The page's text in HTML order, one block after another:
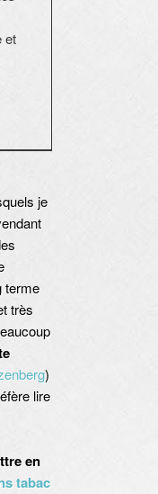
et
je
terme
très
)
lire
en
tabac